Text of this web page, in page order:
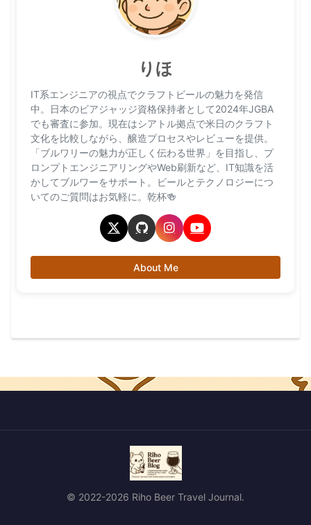
りほ
IT系エンジニアの視点でクラフトビールの魅力を発信
中。日本のビアジャッジ資格保持者として2024年JGBA
でも審査に参加。現在はシアトル拠点で米日のクラフト
文化を比較しながら、醸造プロセスやレビューを提供。
「ブルワリーの魅力が正しく伝わる世界」を目指し、プ
ロンプトエンジニアリングやWeb刷新など、IT知識を活
かしてブルワーをサポート。ビールとテクノロジーにつ
いてのご質問はお気軽に。乾杯🍻
About Me
© 2022-2026 Riho Beer Travel Journal.